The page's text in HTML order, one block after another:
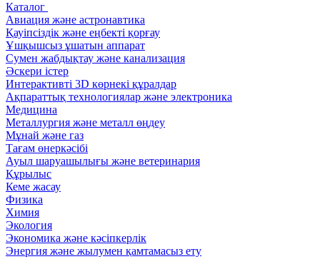
Каталог
Авиация және астронавтика
Қауіпсіздік және еңбекті қорғау
Ұшқышсыз ұшатын аппарат
Сумен жабдықтау және канализация
Әскери істер
Интерактивті 3D көрнекі құралдар
Ақпараттық технологиялар және электроника
Медицина
Металлургия және металл өңдеу
Мұнай және газ
Тағам өнеркәсібі
Ауыл шаруашылығы және ветеринария
Құрылыс
Кеме жасау
Физика
Химия
Экология
Экономика және кәсіпкерлік
Энергия және жылумен қамтамасыз ету